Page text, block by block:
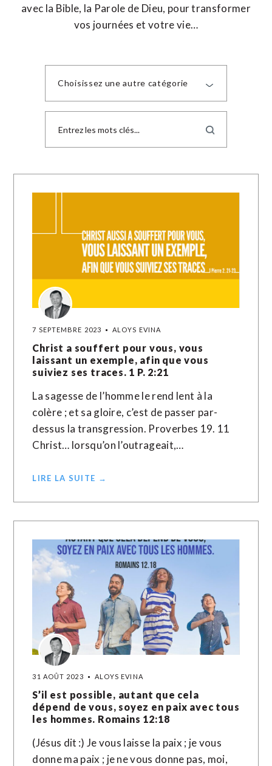
avec la Bible, la Parole de Dieu, pour transformer
vos journées et votre vie…
Choisissez une autre catégorie
7 SEPTEMBRE 2023 ALOYS EVINA
Christ a souffert pour vous, vous
laissant un exemple, afin que vous
suiviez ses traces. 1 P. 2:21
La sagesse de l’homme le rend lent à la
colère ; et sa gloire, c’est de passer par-
dessus la transgression. Proverbes 19. 11
Christ… lorsqu’on l’outrageait,…
LIRE LA SUITE →
31 AOÛT 2023 ALOYS EVINA
S’il est possible, autant que cela
dépend de vous, soyez en paix avec tous
les hommes. Romains 12:18
(Jésus dit :) Je vous laisse la paix ; je vous
donne ma paix ; je ne vous donne pas, moi,